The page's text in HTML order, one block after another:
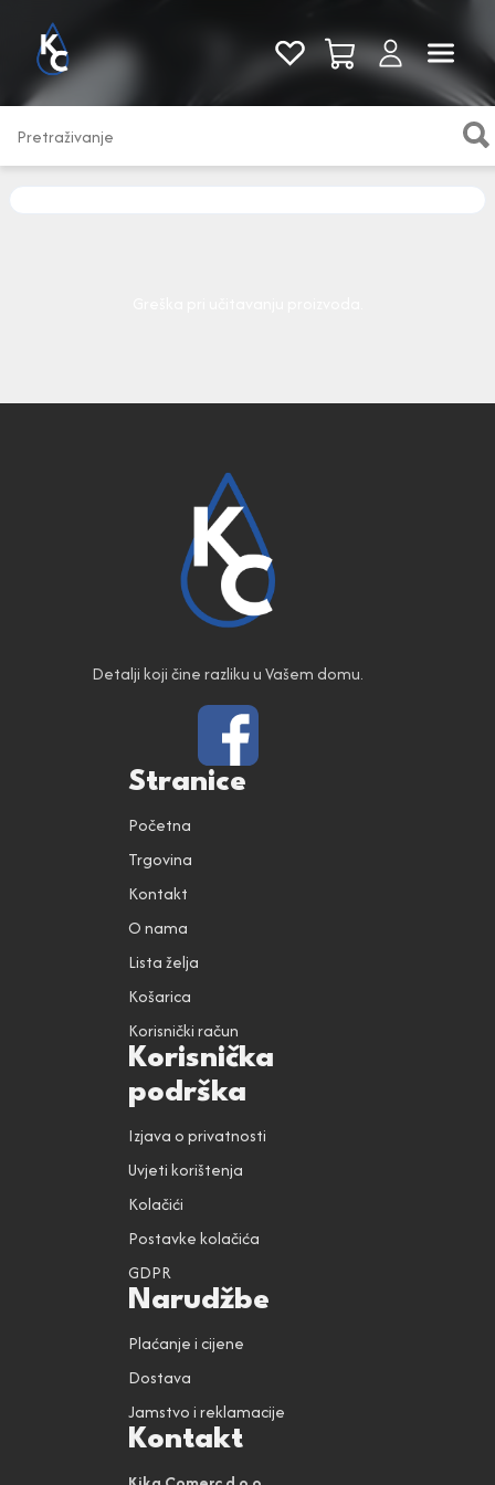
Pogledaj sve
Detalji koji čine razliku u Vašem domu.
Stranice
Početna
Trgovina
Kontakt
O nama
Lista želja
Košarica
Korisnički račun
Korisnička
podrška
Izjava o privatnosti
Uvjeti korištenja
Kolačići
Postavke kolačića
GDPR
Narudžbe
Plaćanje i cijene
Dostava
Jamstvo i reklamacije
Kontakt